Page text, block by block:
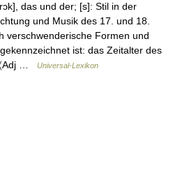
das und der; [s]: Stil in der
und Musik des 17. und 18.
verschwenderische Formen und
ist: das Zeitalter des
…
Universal-Lexikon